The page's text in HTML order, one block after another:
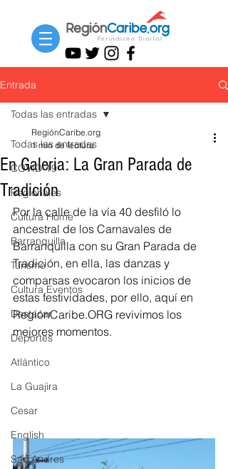
Entrada
Todas las entradas
COVID-19
Regionales
Cultura Home
Barranquilla
Turismo
Cultura Eventos
Destacar
Deportes
Atlántico
La Guajira
Cesar
English
San Andres
Todas las entradas
En Galeria: La Gran Parada de
Tradición
RegiónCaribe.org
1 min de lectura
Por la calle de la vía 40 desfiló lo
ancestral de los Carnavales de
Barranquilla con su Gran Parada de
Tradición, en ella, las danzas y
comparsas evocaron los inicios de
estas festividades, por ello, aquí en
RegiónCaribe.ORG revivimos los
mejores momentos.